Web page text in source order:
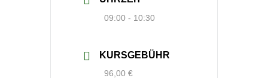
09:00 - 10:30
KURSGEBÜHR
96,00 €